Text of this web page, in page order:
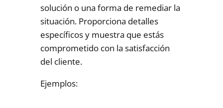
solución o una forma de remediar la
situación. Proporciona detalles
específicos y muestra que estás
comprometido con la satisfacción
del cliente.
Ejemplos: